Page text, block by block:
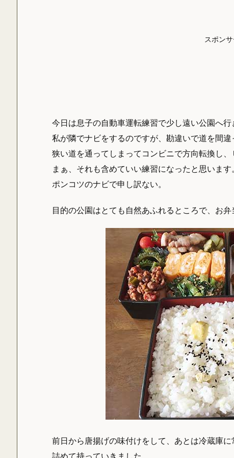
スポン
今日は息子の自動車運転練習で少し遠い公園へ行
私が隣でナビをするのですが、勘違いで道を間違
狭い道を通ってしまってコンビニで方向転換し、
まぁ、それも含めていい練習になったと思います。
ポンコツのナビで申し訳ない。
目的の公園はとても自然あふれるところで、お弁
前日から唐揚げの味付けをして、あとは冷蔵庫
詰めて持っていきました。